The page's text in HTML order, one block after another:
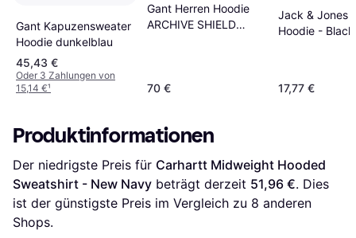
Gant Kapuzensweater
Hoodie dunkelblau
45,43 €
Oder 3 Zahlungen von
15,14 €¹
Gant Herren Hoodie
ARCHIVE SHIELD
70 €
Jack & Jones
Hoodie - Black
17,77 €
Produktinformationen
Der niedrigste Preis für Carhartt Midweight Hooded
Sweatshirt - New Navy beträgt derzeit 51,96 €. Dies
ist der günstigste Preis im Vergleich zu 8 anderen
Shops.